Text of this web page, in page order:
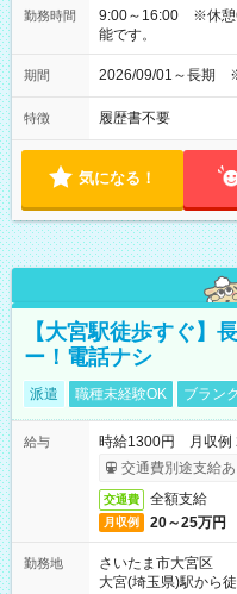
勤務時間
9:00～16:00 ※休憩
能です。
期間 2026/09/01～長期
特徴 履歴書不要
気になる！
【大宮駅徒歩すぐ】
ー！電話ナシ
派遣 職種未経験OK ブラン
給与
時給1300円 月収例
交通費別途支給あ
交通費 全額支給
月収例 20～25万円
勤務地
さいたま市大宮区
大宮(埼玉県)駅から